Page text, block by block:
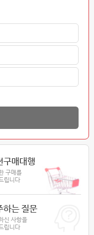
구매대행
구매를
립니다
하는 질문
신 사항을
립니다